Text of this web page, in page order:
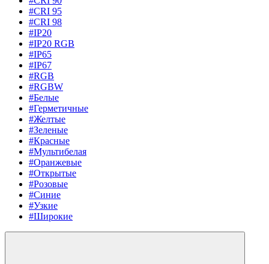
#CRI 95
#CRI 98
#IP20
#IP20 RGB
#IP65
#IP67
#RGB
#RGBW
#Белые
#Герметичные
#Желтые
#Зеленые
#Красные
#Мультибелая
#Оранжевые
#Открытые
#Розовые
#Синие
#Узкие
#Широкие